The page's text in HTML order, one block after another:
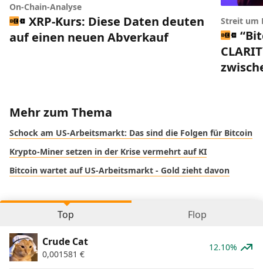
On-Chain-Analyse
XRP-Kurs: Diese Daten deuten
auf einen neuen Abverkauf
Streit um
Mehr zum Thema
Schock am US-Arbeitsmarkt: Das sind die Folgen für Bitcoin
Krypto-Miner setzen in der Krise vermehrt auf KI
Bitcoin wartet auf US-Arbeitsmarkt - Gold zieht davon
Top Flop
Crude Cat
0,001581 €
12.10%